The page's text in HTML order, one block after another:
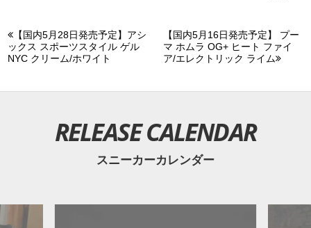
【国内5月28日発売予定】アシ
ックス スポーツスタイル ゲル
NYC クリーム/ホワイト
【国内5月16日発売予定】 プー
マ ホムラ OG+ ヒート ファイ
ア/エレクトリック ライム
RELEASE CALENDAR
スニーカーカレンダー